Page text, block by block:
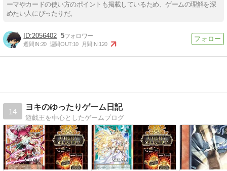
ーマやカードの使い方のポイントも掲載しているため、ゲームの理解を深
めたい人にぴったりだ。
2056402 5
週間IN:20 週間OUT:10 月間IN:120
14
ヨキのゆったりゲーム日記
遊戯王を中心としたゲームブログ